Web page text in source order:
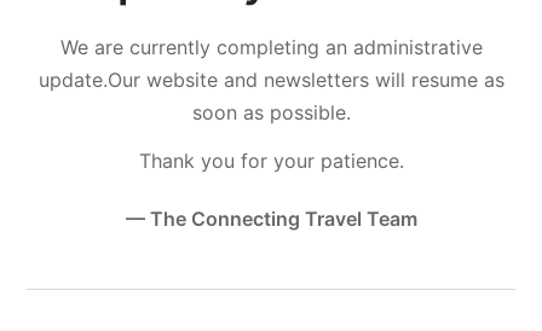
We are currently completing an administrative
update.Our website and newsletters will resume as
soon as possible.
Thank you for your patience.
— The Connecting Travel Team